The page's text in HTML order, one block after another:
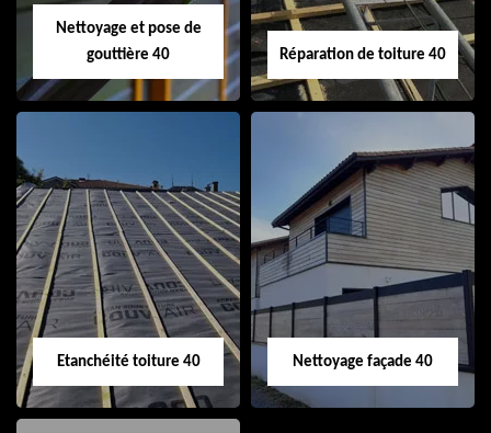
Nettoyage et pose de
gouttière 40
Nettoyage et pose
de gouttière 40
Réparation de toiture 40
Réparation de
toiture 40
Etanchéité toiture 40 Nettoyage façade 40